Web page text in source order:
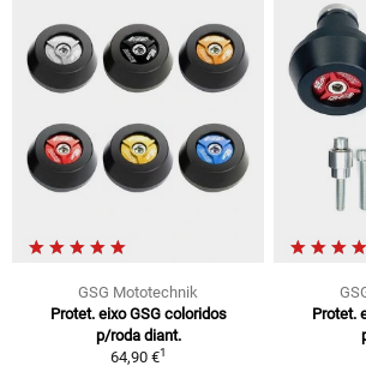
GSG Mototechnik
Protet. eixo GSG coloridos
p/roda diant.
64,90 €1
Protet.